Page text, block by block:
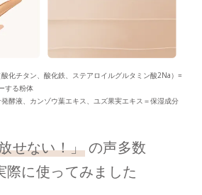
化チタン、酸化鉄、ステアロイルグルタミン酸2Na）=
する粉体
酵液、カンゾウ葉エキス、ユズ果実エキス＝保湿成分
せない！」の声多数
際に使ってみました